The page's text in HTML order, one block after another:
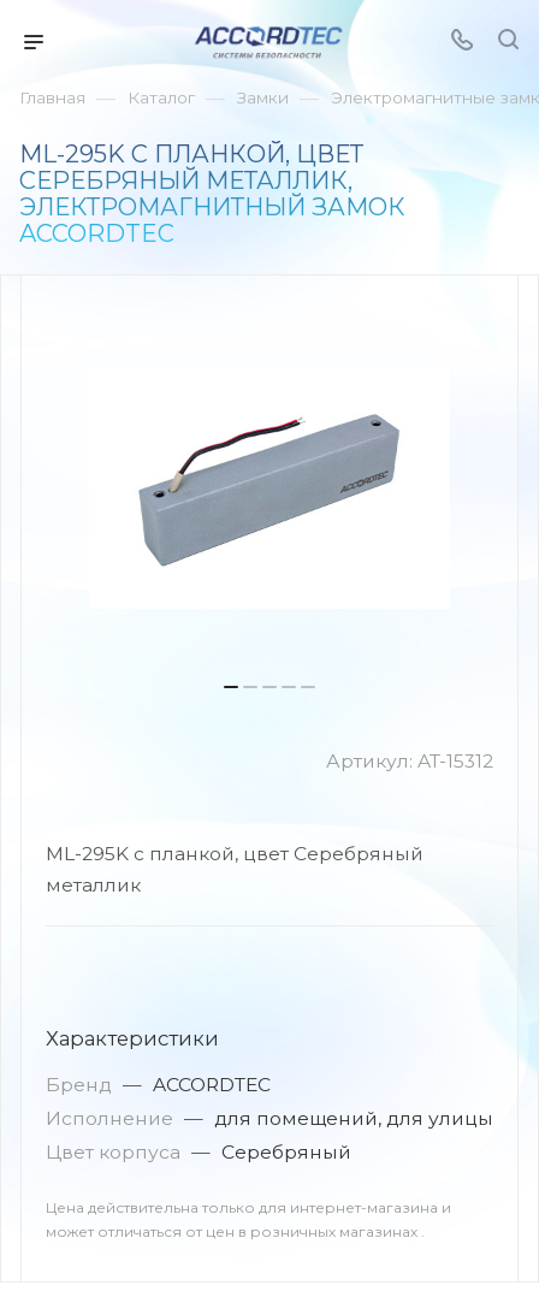
Главная — Каталог — Замки — Электромагнитные
ML-295K С ПЛАНКОЙ, ЦВЕТ
СЕРЕБРЯНЫЙ МЕТАЛЛИК,
ЭЛЕКТРОМАГНИТНЫЙ ЗАМОК
ACCORDTEC
Артикул: AT-15312
ML-295K с планкой, цвет Серебряный
металлик
Характеристики
Бренд — ACCORDTEC
Исполнение — для помещений, для улицы
Цвет корпуса — Серебряный
Цена действительна только для интернет-магазина и
может отличаться от цен в розничных магазинах .